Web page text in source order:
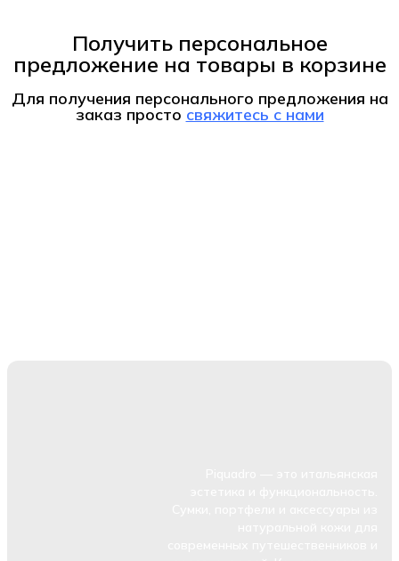
Получить персональное
предложение на товары в корзине
Для получения персонального предложения на
заказ просто свяжитесь с нами